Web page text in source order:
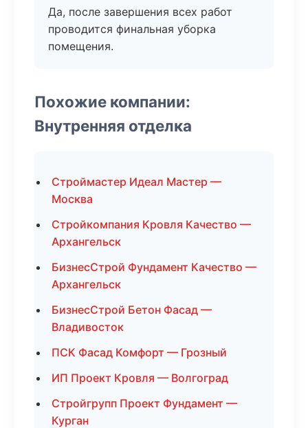
Да, после завершения всех работ
проводится финальная уборка
помещения.
Похожие компании:
Внутренняя отделка
Строймастер Идеал Мастер —
Москва
Стройкомпания Кровля Качество —
Архангельск
БизнесСтрой Фундамент Качество —
Архангельск
БизнесСтрой Бетон Фасад —
Владивосток
ПСК Фасад Комфорт — Грозный
ИП Проект Кровля — Волгоград
Стройгрупп Проект Фундамент —
Курган